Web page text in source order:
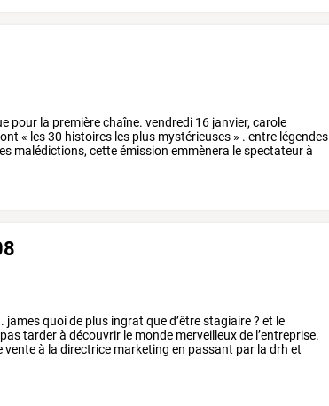
pour la premièrechaîne. vendredi 16 janvier, carole
« les30 histoires les plus mystérieuses » . entre légendes
malédictions, cetteémission emmènera lespectateurà
. jamesquoide plus ingrat qued’êtrestagiaire? et le
pastarderà découvrir le monde merveilleuxde l’entreprise.
venteà la directrice marketing en passant par la drh et